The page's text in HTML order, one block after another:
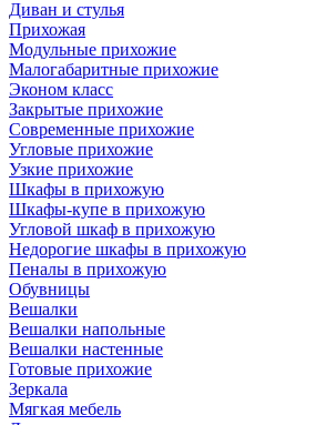
Диван и стулья
Прихожая
Модульные прихожие
Малогабаритные прихожие
Эконом класс
Закрытые прихожие
Современные прихожие
Угловые прихожие
Узкие прихожие
Шкафы в прихожую
Шкафы-купе в прихожую
Угловой шкаф в прихожую
Недорогие шкафы в прихожую
Пеналы в прихожую
Обувницы
Вешалки
Вешалки напольные
Вешалки настенные
Готовые прихожие
Зеркала
Мягкая мебель